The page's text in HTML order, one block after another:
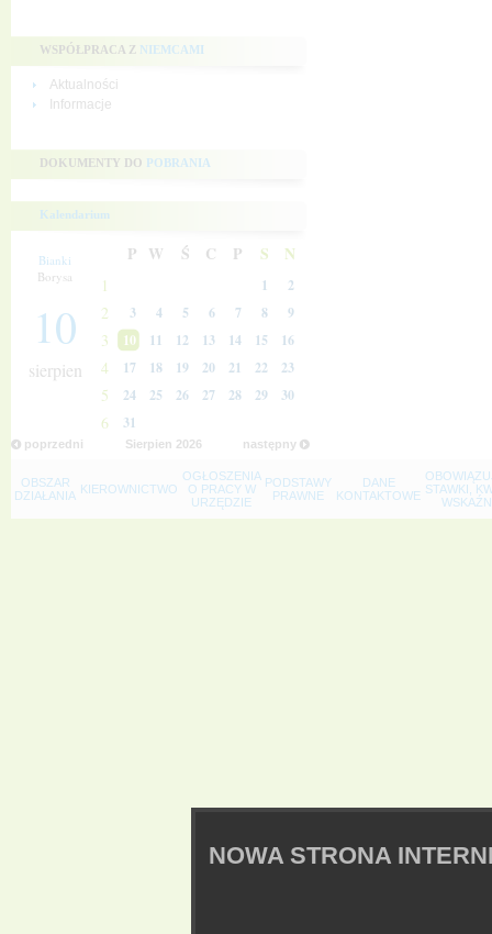
WSPÓŁPRACA Z NIEMCAMI
Aktualności
Informacje
DOKUMENTY DO POBRANIA
Kalendarium
Bianki
Borysa
10
sierpien
P W Ś C P S N
1 1 2
2 3 4 5 6 7 8 9
3 10 11 12 13 14 15 16
4 17 18 19 20 21 22 23
5 24 25 26 27 28 29 30
6 31
poprzedni następny
Sierpien 2026
OBSZAR
DZIAŁANIA KIEROWNICTWO
OGŁOSZENIA
O PRACY W
URZĘDZIE
PODSTAWY
PRAWNE
DANE
KONTAKTOWE STAWKI,
NOWA STRONA